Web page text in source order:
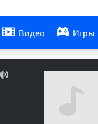
Видео Игры